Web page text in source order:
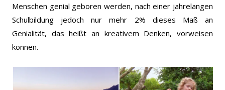
Menschen genial geboren werden, nach einer jahrelangen
Schulbildung jedoch nur mehr 2% dieses Maß an
Genialität, das heißt an kreativem Denken, vorweisen
können.